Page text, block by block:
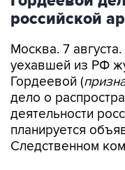
Москва. 7 августа.
Гордеевой (
дело о
деятельности
планируется
Следственном
"По данным